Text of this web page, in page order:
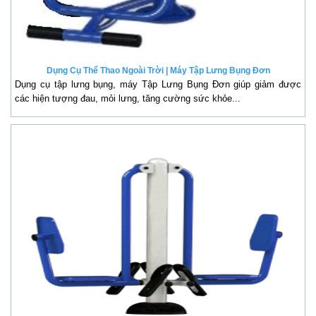
Dụng Cụ Thể Thao Ngoài Trời | Máy Tập Lưng Bụng Đơn
Dụng cụ tập lưng bụng, máy Tập Lưng Bụng Đơn giúp giảm được
các hiện tượng đau, mỏi lưng, tăng cường sức khỏe...